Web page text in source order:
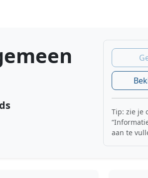
Tip: zie je
aan te